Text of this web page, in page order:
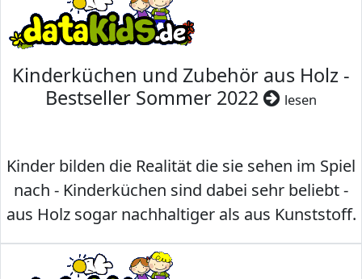
Kinderküchen und Zubehör aus Holz -
Bestseller Sommer 2022
lesen
Kinder bilden die Realität die sie sehen im Spiel
nach - Kinderküchen sind dabei sehr beliebt -
aus Holz sogar nachhaltiger als aus Kunststoff.